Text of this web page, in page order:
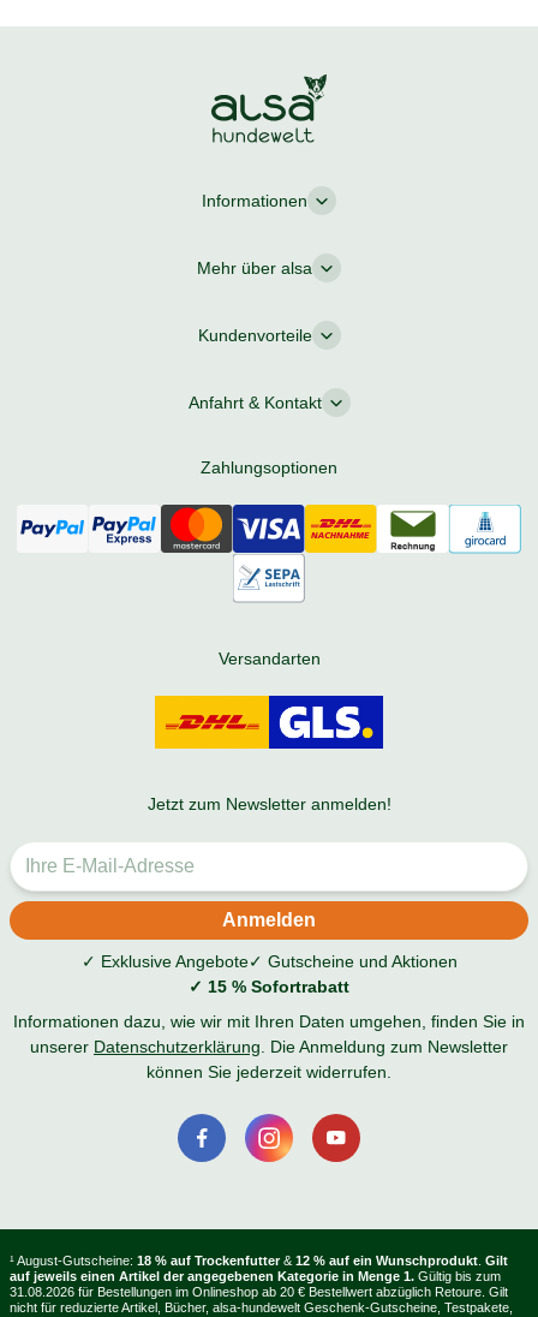
Informationen
Mehr über alsa
Kundenvorteile
Anfahrt & Kontakt
Zahlungsoptionen
Versandarten
Jetzt zum Newsletter anmelden!
✓ Exklusive Angebote✓ Gutscheine und Aktionen
✓ 15 % Sofortrabatt
Informationen dazu, wie wir mit Ihren Daten umgehen, finden Sie in
unserer Datenschutzerklärung . Die Anmeldung zum Newsletter
können Sie jederzeit widerrufen.
¹ August-Gutscheine: 18 % auf Trockenfutter & 12 % auf ein Wunschprodukt Gilt
auf jeweils einen Artikel der angegebenen Kategorie in Menge 1. Gültig bis zum
31.08.2026 für Bestellungen im Onlineshop ab 20 € Bestellwert abzüglich Retoure. Gilt
nicht für reduzierte Artikel, Bücher, alsa-hundewelt Geschenk-Gutscheine, Testpakete,